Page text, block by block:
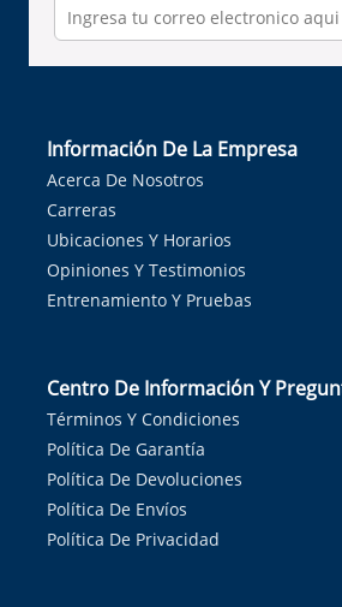
Información De La Empresa
Acerca De Nosotros
Carreras
Ubicaciones Y Horarios
Opiniones Y Testimonios
Entrenamiento Y Pruebas
Centro De Información Y
Términos Y Condiciones
Política De Garantía
Política De Devoluciones
Política De Envíos
Política De Privacidad